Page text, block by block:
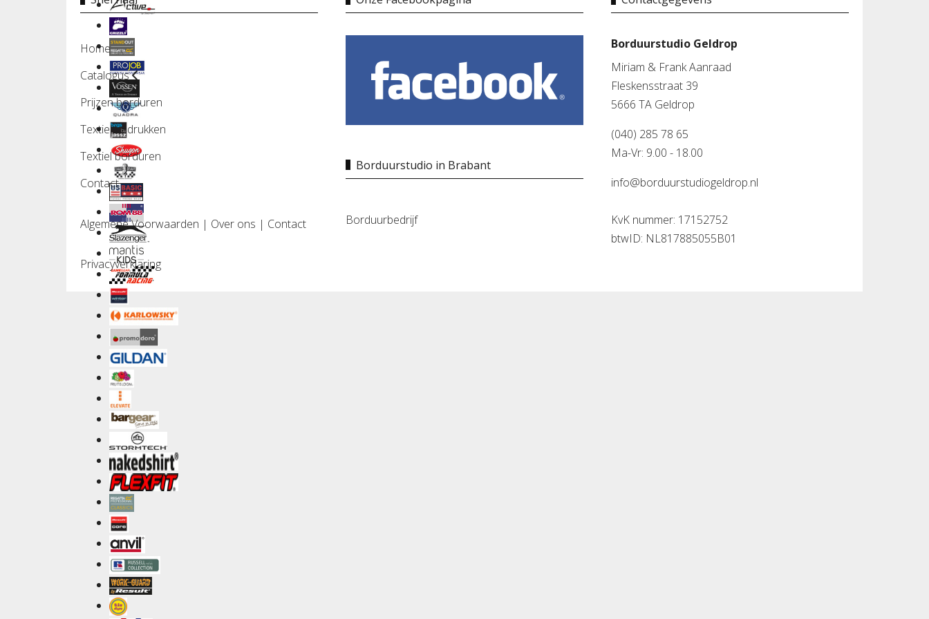
Home
Catalogus
Prijzen borduren
Textiel bedrukken
Textiel borduren
Contact
Algemene Voorwaarden | Over ons | Contact
Privacyverklaring
Borduurstudio in Brabant
Borduurbedrijf
Borduurstudio Geldrop
Miriam & Frank Aanraad
Fleskensstraat 39
5666 TA Geldrop
(040) 285 78 65
Ma-Vr: 9.00 - 18.00
info@borduurstudiogeldrop.nl
KvK nummer: 17152752
btwID: NL817885055B01